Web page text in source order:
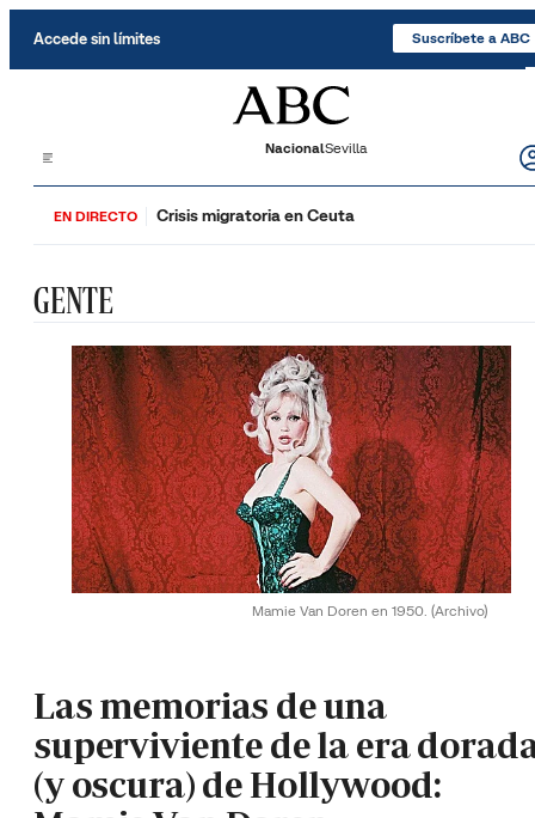
Accede sin límites Suscríbete a ABC
NacionalSevilla
EN DIRECTO Crisis migratoria en Ceuta
GENTE
Mamie Van Doren en 1950. (Archivo)
Las memorias de una
superviviente de la era
(y oscura) de Hollywood: